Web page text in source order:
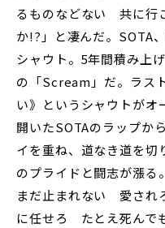
るものなどない 共に行
か!?」と凄んだ。SOTA
シャウト。5年間積み上
の「Scream」だ。ラス
い》というシャウトがオ
開いたSOTAのラップか
イを重ね、道なき道を切
のプライドと闘志が漲
まだ止まれない 愛され
に任せろ たとえ死んで